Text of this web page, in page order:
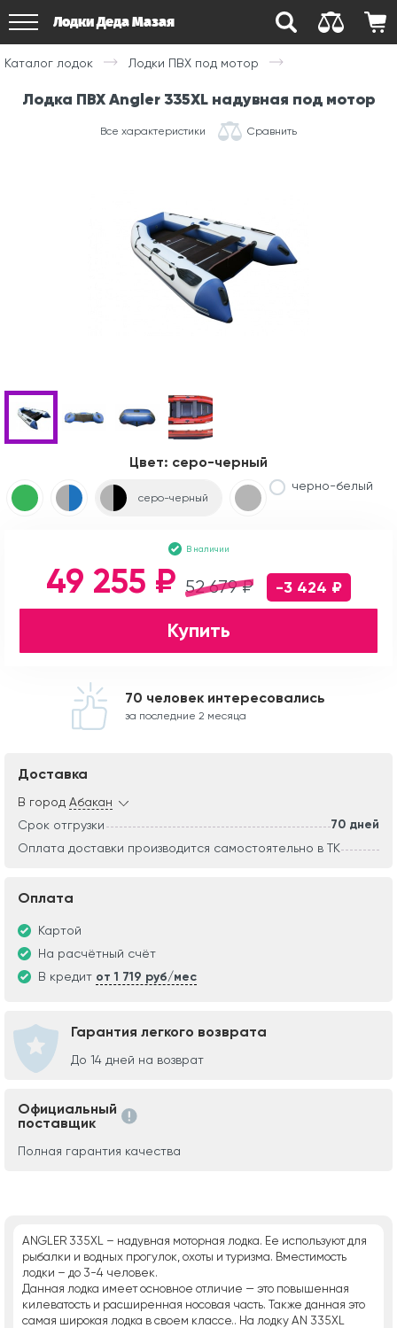
Лодки Деда Мазая
Каталог лодок Лодки ПВХ под мотор
Лодка ПВХ Angler 335XL надувная под мотор
Все характеристики Сравнить
Цвет: серо-черный
серо-черный
черно-белый
В наличии
52 679 ₽
49 255 ₽ -3 424 ₽
Купить
70 человек интересовались
за последние 2 месяца
Доставка
В город Абакан
Срок отгрузки
70 дней
Оплата доставки производится самостоятельно в ТК
Оплата
Картой
На расчётный счёт
В кредит от 1 719 руб/мес
Гарантия легкого возврата
До 14 дней на возврат
Официальный
поставщик
Полная гарантия качества
АNGLER 335XL – надувная моторная лодка. Ее используют для
рыбалки и водных прогулок, охоты и туризма. Вместимость
лодки – до 3-4 человек.
Данная лодка имеет основное отличие — это повышенная
килеватость и расширенная носовая часть. Также данная это
самая широкая лодка в своем классе.. На лодку АN 335XL